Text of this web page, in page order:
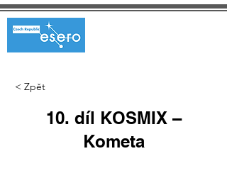
< Zpět
10. díl KOSMIX –
Kometa